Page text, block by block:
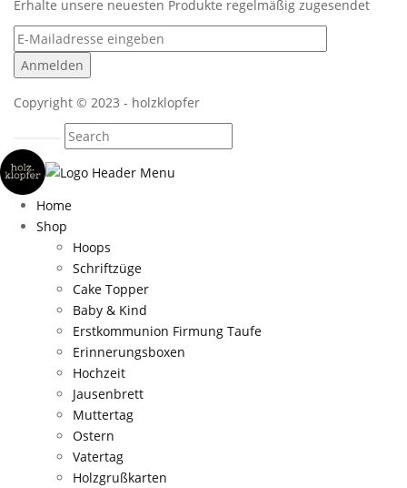
Erhalte unsere neuesten Produkte regelmäßig zugesendet
Copyright © 2023 - holzklopfer
Home
Shop
Hoops
Schriftzüge
Cake Topper
Baby & Kind
Erstkommunion Firmung Taufe
Erinnerungsboxen
Hochzeit
Jausenbrett
Muttertag
Ostern
Vatertag
Holzgrußkarten